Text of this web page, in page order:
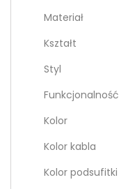
Materiał
Kształt
Styl
Funkcjonalność
Kolor
Kolor kabla
Kolor podsufitki